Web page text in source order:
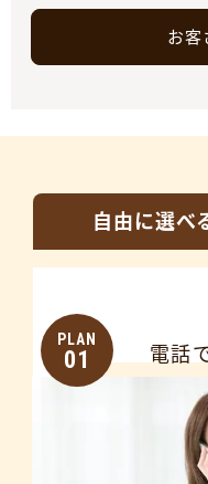
お客
自由に選べ
PLAN
01 電話